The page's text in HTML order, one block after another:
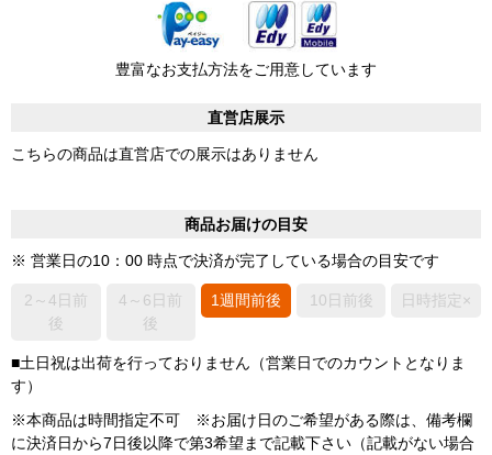
豊富なお支払方法をご用意しています
直営店展示
こちらの商品は直営店での展示はありません
商品お届けの目安
※ 営業日の10：00 時点で決済が完了している場合の目安です
2～4日前
後
4～6日前
後
1週間前後 10日前後 日時指定×
■土日祝は出荷を行っておりません（営業日でのカウントとなりま
す）
※本商品は時間指定不可 ※お届け日のご希望がある際は、備考欄
に決済日から7日後以降で第3希望まで記載下さい（記載がない場合